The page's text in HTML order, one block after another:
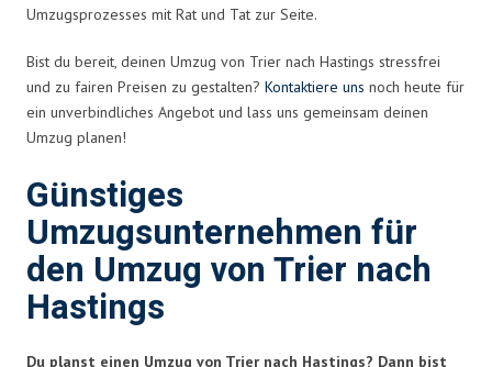
Umzugsprozesses mit Rat und Tat zur Seite.
Bist du bereit, deinen Umzug von Trier nach Hastings stressfrei
und zu fairen Preisen zu gestalten? Kontaktiere uns noch heute für
ein unverbindliches Angebot und lass uns gemeinsam deinen
Umzug planen!
Günstiges
Umzugsunternehmen für
den Umzug von Trier nach
Hastings
Du planst einen Umzug von Trier nach Hastings? Dann bist